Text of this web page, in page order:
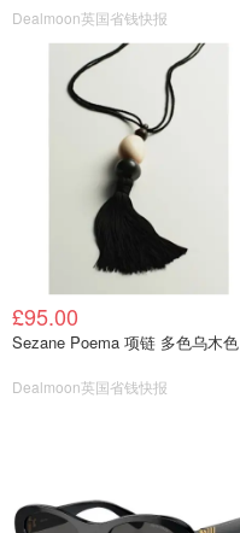
Dealmoon英国省钱快报
£95.00
Sezane Poema 项链 多色乌木色
Dealmoon英国省钱快报